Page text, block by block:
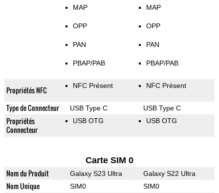
MAP
OPP
PAN
PBAP/PAB
MAP
OPP
PAN
PBAP/PAB
Propriétés NFC NFC Présent NFC Présent
Type de Connecteur USB Type C USB Type C
Propriétés
Connecteur
USB OTG USB OTG
Carte SIM 0
Nom du Produit Galaxy S23 Ultra Galaxy S22 Ultra
Nom Unique SIM0 SIM0